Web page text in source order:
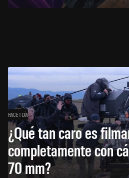
HACE 1 DÍA
¿Qué tan caro es
completamente con
70 mm?